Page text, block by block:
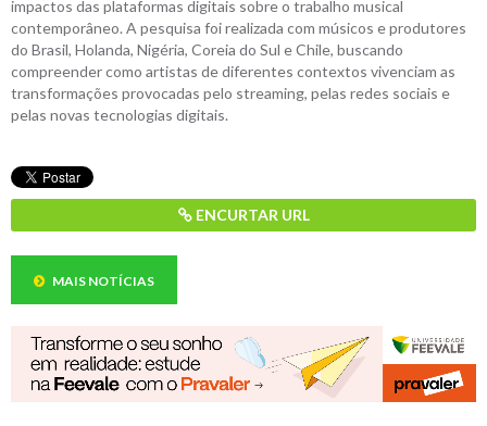
impactos das plataformas digitais sobre o trabalho musical
contemporâneo. A pesquisa foi realizada com músicos e produtores
do Brasil, Holanda, Nigéria, Coreia do Sul e Chile, buscando
compreender como artistas de diferentes contextos vivenciam as
transformações provocadas pelo streaming, pelas redes sociais e
pelas novas tecnologias digitais.
ENCURTAR URL
MAIS NOTÍCIAS